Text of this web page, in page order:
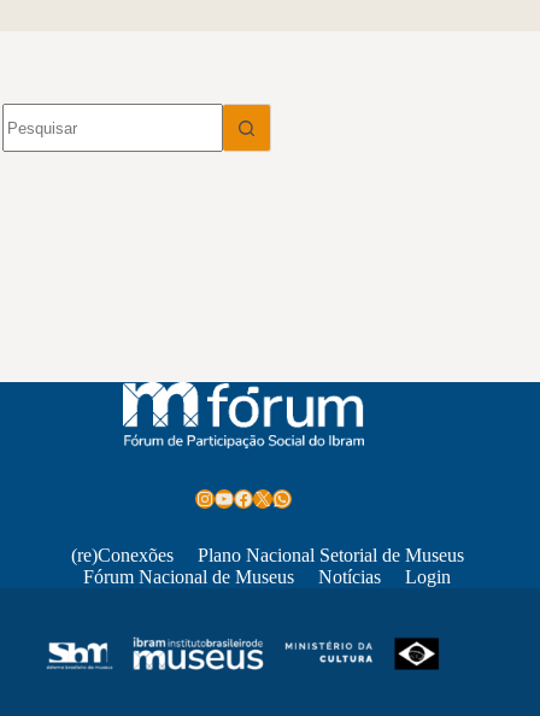
resultados
Instagram
Youtube
Facebook
X WhatsApp
(re)Conexões
Plano Nacional Setorial de Museus
Fórum Nacional de Museus
Notícias Login